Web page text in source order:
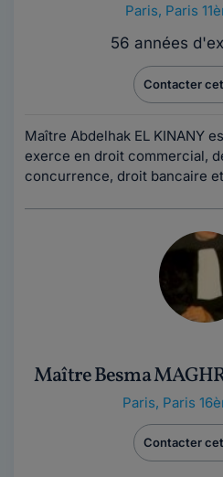
Paris, Paris
56 années
Contacter
Maître Abdelhak EL KINANY
exerce en droit commercial,
concurrence, droit bancaire
Maître Besma
Paris, Paris
Contacter